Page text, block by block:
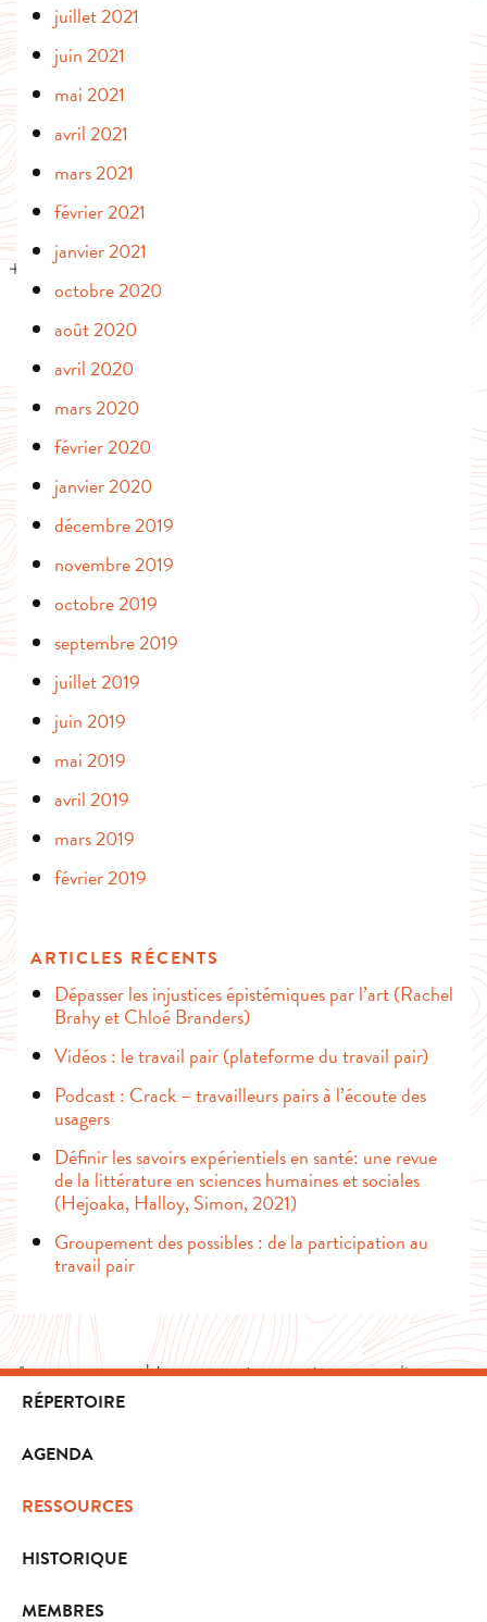
juillet 2021
juin 2021
mai 2021
avril 2021
mars 2021
février 2021
janvier 2021
octobre 2020
août 2020
avril 2020
mars 2020
février 2020
janvier 2020
décembre 2019
novembre 2019
octobre 2019
septembre 2019
juillet 2019
juin 2019
mai 2019
avril 2019
mars 2019
février 2019
ARTICLES RÉCENTS
Dépasser les injustices épistémiques par l’art (Rachel
Brahy et Chloé Branders)
Vidéos : le travail pair (plateforme du travail pair)
Podcast : Crack – travailleurs pairs à l’écoute des
usagers
Définir les savoirs expérientiels en santé: une revue
de la littérature en sciences humaines et sociales
(Hejoaka, Halloy, Simon, 2021)
Groupement des possibles : de la participation au
travail pair
RÉPERTOIRE
AGENDA
RESSOURCES
HISTORIQUE
MEMBRES